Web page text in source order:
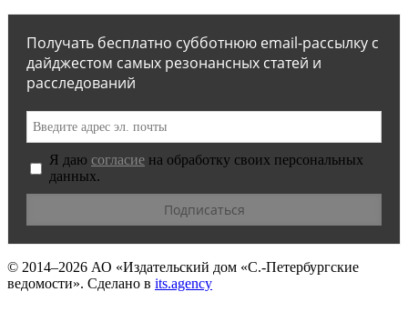
Получать бесплатно субботнюю email-рассылку с
дайджестом самых резонансных статей и
расследований
Я даю согласие на обработку своих персональных
данных.
© 2014–2026 АО «Издательский дом «С.-Петербургские
ведомости». Сделано в its.agency